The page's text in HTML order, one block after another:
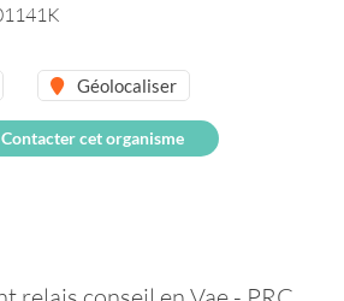
Géolocaliser
Contacter cet organisme